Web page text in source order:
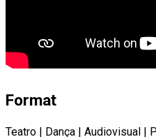
Format
Teatro | Dança | Audiovisual |